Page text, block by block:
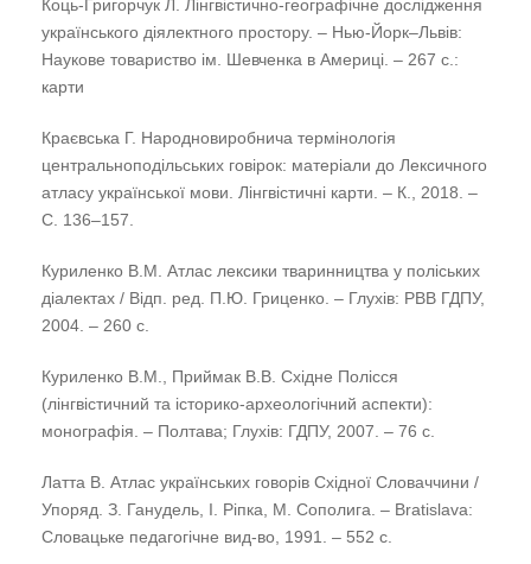
Коць-Григорчук Л. Лінгвістично-географічне дослідження
українського діялектного простору. – Нью-Йорк–Львів:
Наукове товариство ім. Шевченка в Америці. – 267 с.:
карти
Краєвська Г. Народновиробнича термінологія
центральноподільських говірок: матеріали до Лексичного
атласу української мови. Лінгвістичні карти. – К., 2018. –
С. 136–157.
Куриленко В.М. Атлас лексики тваринництва у поліських
діалектах / Відп. ред. П.Ю. Гриценко. – Глухів: РВВ ГДПУ,
2004. – 260 с.
Куриленко В.М., Приймак В.В. Східне Полісся
(лінгвістичний та історико-археологічний аспекти):
монографія. – Полтава; Глухів: ГДПУ, 2007. – 76 с.
Латта В. Атлас украïнських говорів Схiдноï Словаччини /
Упоряд. З. Ганудель, І. Ріпка, М. Сополига. – Bratislava:
Словацьке педагогічне вид-во, 1991. – 552 с.